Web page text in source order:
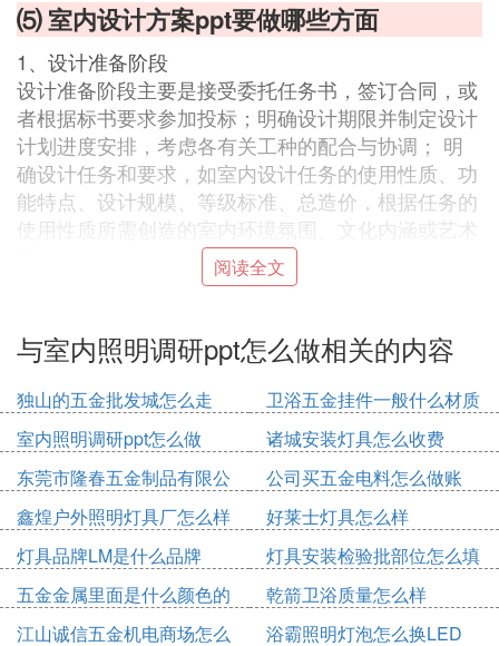
⑸ 室内设计方案ppt要做哪些方面
1、设计准备阶段
设计准备阶段主要是接受委托任务书，签订合同，或
者根据标书要求参加投标；明确设计期限并制定设计
计划进度安排，考虑各有关工种的配合与协调； 明
确设计任务和要求，如室内设计任务的使用性质、功
能特点、设计规模、等级标准、总造价，根据任务的
使用性质所需创造的室内环境氛围、文化内涵或艺术
熟悉设计有关的规范和定额标准，收集分析必要的资
的参观等。
在签订合同或制定投标文件时，还包括设计进度安
排，设计费率标准，即室内设计收取业主设计费占室
内装饰总投入资金的百分比。
2、方案设计阶段
方案设计阶段是在设计准备阶段的基础上，进一步收
集、分析、运用与设计任务有关的资料与信息，构思
立意，进行初步方案设计，深入设计，进行方案的分
析与比较。
确定初步设计方案，提供设计文件。室内初步方案的
文件通常包括：
阅读全文
与室内照明调研ppt怎么做相关的内容
独山的五金批发城怎么走
卫浴五金挂件一般什么材质
的好
室内照明调研ppt怎么做
诸城安装灯具怎么收费
东莞市隆春五金制品有限公
司怎么样
公司买五金电料怎么做账
鑫煌户外照明灯具厂怎么样
好莱士灯具怎么样
灯具品牌LM是什么品牌
灯具安装检验批部位怎么填
五金金属里面是什么颜色的
乾箭卫浴质量怎么样
江山诚信五金机电商场怎么
浴霸照明灯泡怎么换LED